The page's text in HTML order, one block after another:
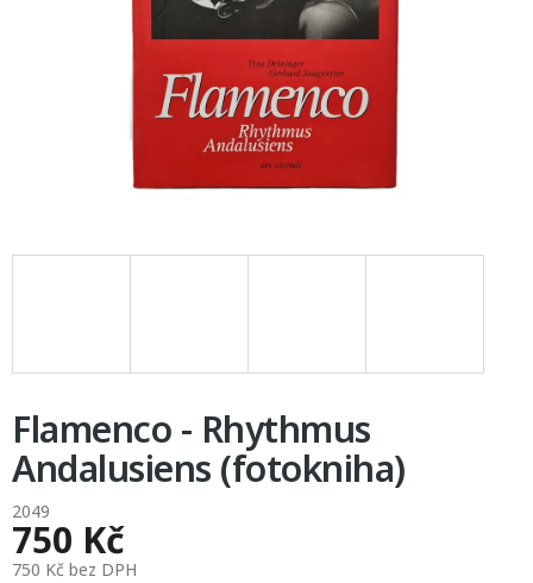
Flamenco - Rhythmus
Andalusiens (fotokniha)
2049
750 Kč
750 Kč bez DPH